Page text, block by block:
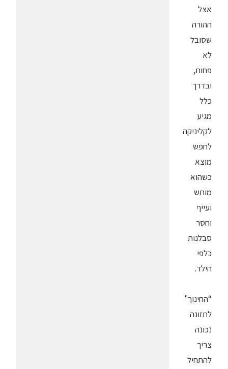
אצל
ההורה
שסובל
לא
פחות,
ובדרך
כלל
מגיע
לקליניקה
לחפש
מוצא
כשהוא
מותש
ועייף
וחסר
סבלנות
כלפי
הילד.
“החינוך"
לתזונה
נכונה
צריך
להתחיל